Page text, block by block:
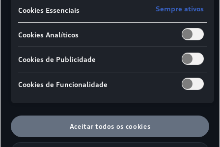
Potente e
informações sobre como a SIVA recolhe e trata cookies,
consulte a Política de cookies
Cookies Essenciais Sempre ativos
Cookies Analíticos
Cookies de Publicidade
Cookies de Funcionalidade
Aceitar todos os cookies